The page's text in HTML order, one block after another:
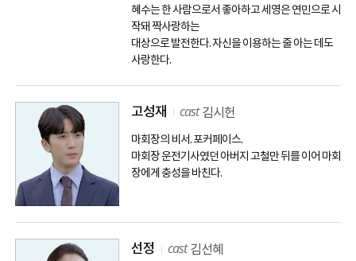
혜수는 한 사람으로서 좋아하고 세영은 연민으로 시
작돼 짝사랑하는
대상으로 발전한다. 자신을 이용하는 줄 아는 데도
사랑한다.
고성재 cast 김시헌
마회장의 비서. 포커페이스.
마회장 운전기사였던 아버지 고철만 뒤를 이어 마회
장에게 충성을 바친다.
선정 cast 김선혜